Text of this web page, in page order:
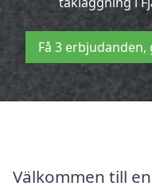
Få 3
Välkommen till